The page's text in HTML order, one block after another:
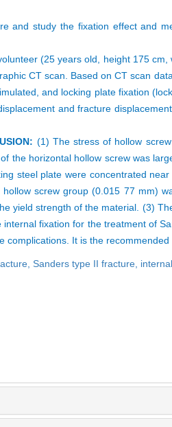
and study the fixation effect and
(25 years old, height 175
CT scan. Based on CT scan
and locking plate fixation
and fracture
(1) The stress of hollow
the horizontal hollow screw was
steel plate were concentrated
hollow screw group (0.015 77 mm)
yield strength of the material. (3)
internal fixation for the treatment of
complications. It is the
Sanders type II fracture,